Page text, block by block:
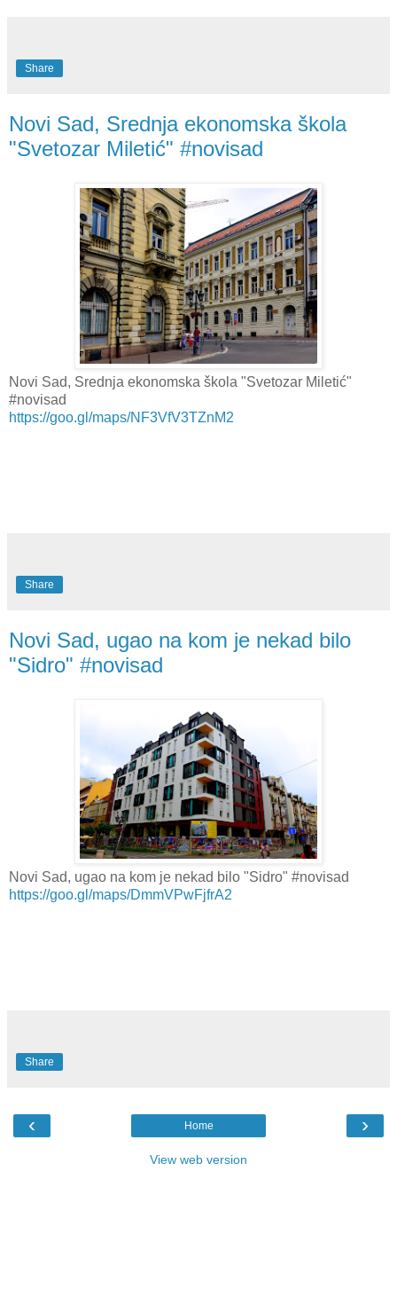
Share
Novi Sad, Srednja ekonomska škola
"Svetozar Miletić" #novisad
Novi Sad, Srednja ekonomska škola "Svetozar Miletić"
#novisad
https://goo.gl/maps/NF3VfV3TZnM2
Share
Novi Sad, ugao na kom je nekad bilo
"Sidro" #novisad
Novi Sad, ugao na kom je nekad bilo "Sidro" #novisad
https://goo.gl/maps/DmmVPwFjfrA2
Share
‹ ›
Home
View web version